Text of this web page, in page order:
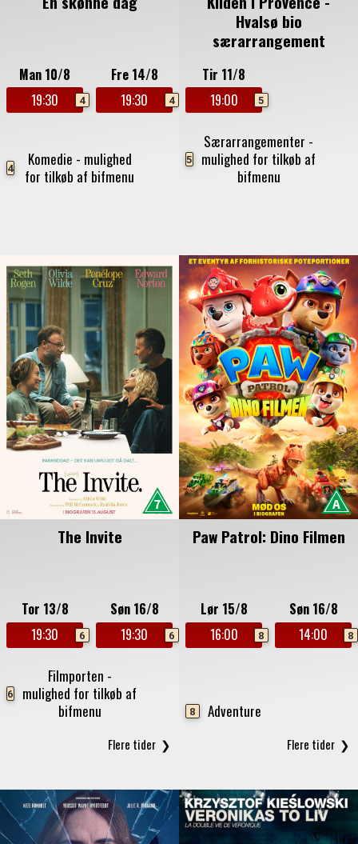
Man 10/8
19:30
4
Fre 14/8
19:30
4
4
Komedie - mulighed
for tilkøb af bifmenu
Hvalsø bio
særarrangement
Tir 11/8
19:00
5
5
Særarrangementer -
mulighed for tilkøb af
bifmenu
The Invite
Tor 13/8
19:30
6
Søn 16/8
19:30
6
6
Filmporten -
mulighed for tilkøb af
bifmenu
Paw Patrol: Dino Filmen
Lør 15/8
16:00
8
Søn 16/8
14:00
8
8 Adventure